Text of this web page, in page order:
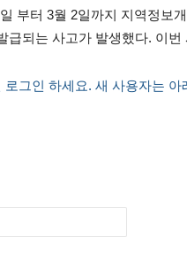
부터 3월 2일까지 지역정보
되는 사고가 발생했다. 이번
그인 하세요. 새 사용자는 아